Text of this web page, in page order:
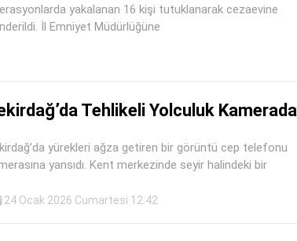
yakalanan 16 kişi tutuklanarak cezaevine
İl Emniyet Müdürlüğüne
Tehlikeli Yolculuk Kamerada
yürekleri ağza getiren bir görüntü cep telefonu
yansıdı. Kent merkezinde seyir halindeki bir
24 Ocak 2026 Cumartesi 12:42